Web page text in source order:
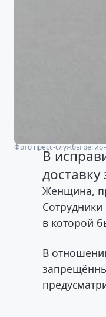
Фото пресс-службы
В
Женщина,
в которой
В